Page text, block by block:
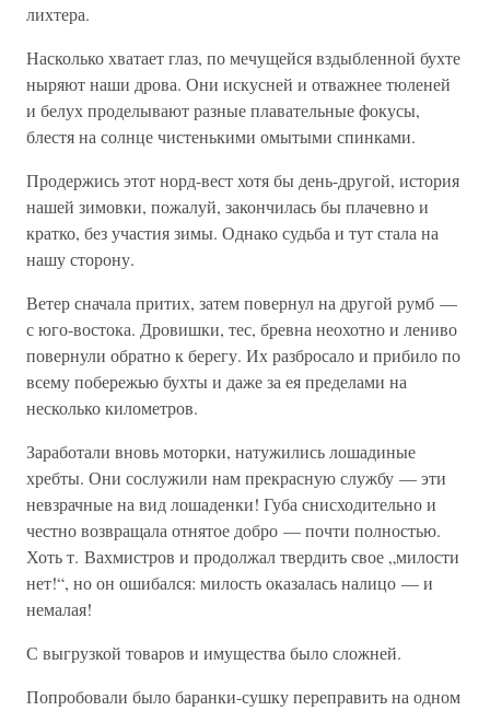
лихтера.
Насколько хватает глаз, по мечущейся вздыбленной бухте
ныряют наши дрова. Они искусней и отважнее тюленей
и белух проделывают разные плавательные фокусы,
блестя на солнце чистенькими омытыми спинками.
Продержись этот норд-вест хотя бы день-другой, история
нашей зимовки, пожалуй, закончилась бы плачевно и
кратко, без участия зимы. Однако судьба и тут стала на
нашу сторону.
Ветер сначала притих, затем повернул на другой румб —
с юго-востока. Дровишки, тес, бревна неохотно и лениво
повернули обратно к берегу. Их разбросало и прибило по
всему побережью бухты и даже за ея пределами на
несколько километров.
Заработали вновь моторки, натужились лошадиные
хребты. Они сослужили нам прекрасную службу — эти
невзрачные на вид лошаденки! Губа снисходительно и
честно возвращала отнятое добро — почти полностью.
Хоть т. Вахмистров и продолжал твердить свое „милости
нет!“, но он ошибался: милость оказалась налицо — и
немалая!
С выгрузкой товаров и имущества было сложней.
Попробовали было баранки-сушку переправить на одном